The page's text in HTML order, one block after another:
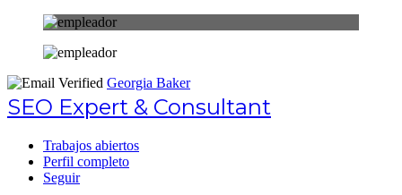
Georgia Baker
SEO Expert & Consultant
Trabajos abiertos
Perfil completo
Seguir